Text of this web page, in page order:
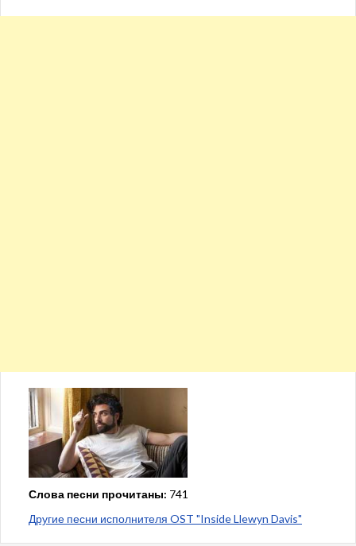
Слова песни прочитаны: 741
Другие песни исполнителя OST "Inside Llewyn Davis"